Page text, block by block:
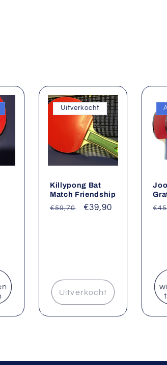
Uitverkocht
Killypong Bat
Match Friendship
Normale
€59,70 Aanbiedingsprijs
€39,90
Uitverkocht